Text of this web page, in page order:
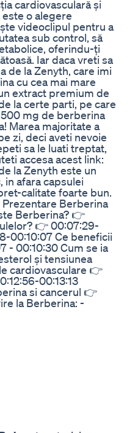
cardiovasculară și
o alegere
videoclipul pentru a
sub control, să
oferindu-ți
Iar daca vreti sa
de la Zenyth, care imi
cu cea mai mare
extract premium de
la certe parti, pe care
mg de berberina
Marea majoritate a
zi, deci aveti nevoie
sa le luati treptat,
accesa acest link:
la Zenyth este un
in afara capsulei
calitate foarte bun.
Berberina
Berberina? 👉
👉 00:07:29-
00:10:07 Ce beneficii
- 00:10:30 Cum se ia
și tensiunea
cardiovasculare 👉
00:13:13
si cancerul 👉
la Berberina: -